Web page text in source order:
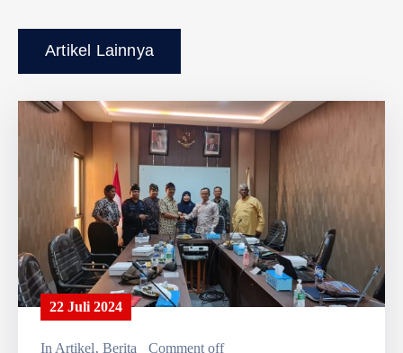
Artikel Lainnya
22 Juli 2024
In Artikel‚ Berita Comment off